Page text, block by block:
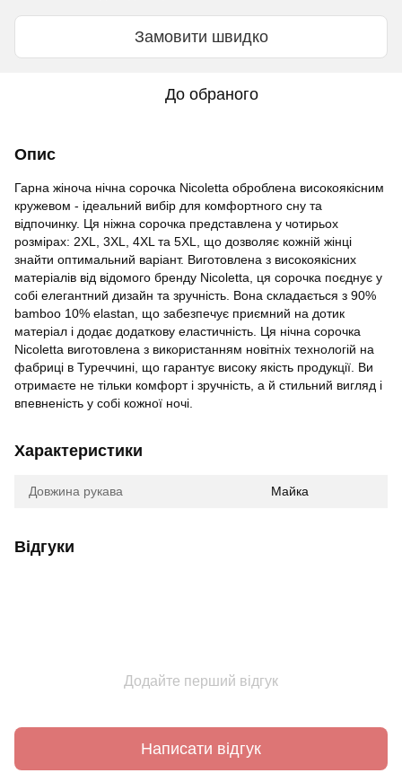
Замовити швидко
До обраного
Опис
Гарна жіноча нічна сорочка Nicoletta оброблена високоякісним
кружевом - ідеальний вибір для комфортного сну та
відпочинку. Ця ніжна сорочка представлена у чотирьох
розмірах: 2XL, 3XL, 4XL та 5XL, що дозволяє кожній жінці
знайти оптимальний варіант. Виготовлена з високоякісних
матеріалів від відомого бренду Nicoletta, ця сорочка поєднує у
собі елегантний дизайн та зручність. Вона складається з 90%
bamboo 10% elastan, що забезпечує приємний на дотик
матеріал і додає додаткову еластичність. Ця нічна сорочка
Nicoletta виготовлена з використанням новітніх технологій на
фабриці в Туреччині, що гарантує високу якість продукції. Ви
отримаєте не тільки комфорт і зручність, а й стильний вигляд і
впевненість у собі кожної ночі.
Характеристики
Довжина рукава Майка
Відгуки
Додайте перший відгук
Написати відгук